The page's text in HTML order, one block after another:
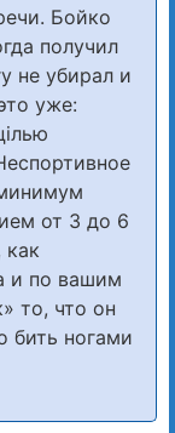
Бойко
получил
не убирал и
уже:
от 3 до 6
как
и по вашим
то, что он
бить ногами